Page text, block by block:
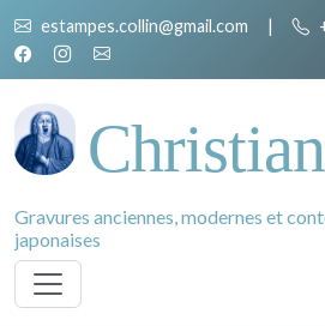
estampes.collin@gmail.com |
Gravures anciennes, modernes et
japonaises